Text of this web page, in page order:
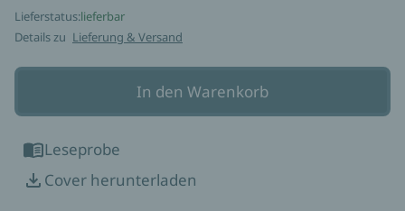
Lieferstatus:lieferbar
Details zu Lieferung & Versand
In den Warenkorb
Leseprobe
Cover herunterladen